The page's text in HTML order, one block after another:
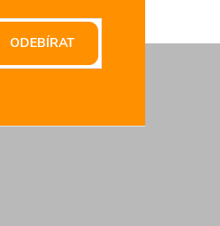
ODEBÍRAT